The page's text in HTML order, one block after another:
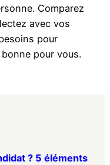
Comparez
avec vos
pour
pour vous.
? 5 éléments